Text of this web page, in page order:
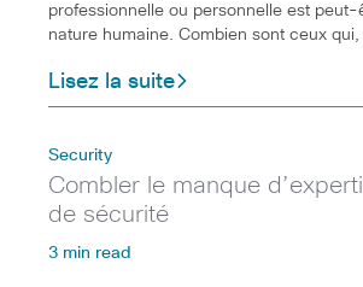
professionnelle ou personnelle est peut-
nature humaine. Combien sont ceux
Lisez la suite
Security
Combler le manque
de sécurité
3 min read